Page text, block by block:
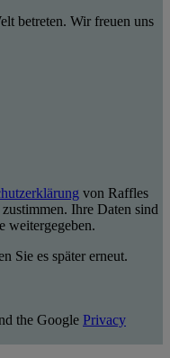
betreten. Wir freuen uns
von Raffles
Ihre Daten sind
weitergegeben.
Sie es später erneut.
the Google Privacy